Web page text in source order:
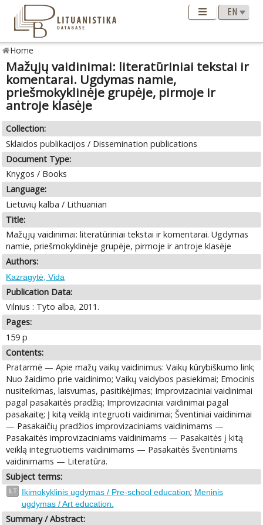
Home
Mažųjų vaidinimai: literatūriniai tekstai ir
komentarai. Ugdymas namie,
priešmokyklinėje grupėje, pirmoje ir
antroje klasėje
Collection:
Sklaidos publikacijos / Dissemination publications
Document Type:
Knygos / Books
Language:
Lietuvių kalba / Lithuanian
Title:
Mažųjų vaidinimai: literatūriniai tekstai ir komentarai. Ugdymas
namie, priešmokyklinėje grupėje, pirmoje ir antroje klasėje
Authors:
Kazragytė, Vida
Publication Data:
Vilnius : Tyto alba, 2011.
Pages:
159 p
Contents:
Pratarmė — Apie mažų vaikų vaidinimus: Vaikų kūrybiškumo link;
Nuo žaidimo prie vaidinimo; Vaikų vaidybos pasiekimai; Emocinis
nusiteikimas, laisvumas, pasitikėjimas; Improvizaciniai vaidinimai
pagal pasakaitės pradžią; Improvizaciniai vaidinimai pagal
pasakaitę; Į kitą veiklą integruoti vaidinimai; Šventiniai vaidinimai
— Pasakaičių pradžios improvizaciniams vaidinimams —
Pasakaitės improvizaciniams vaidinimams — Pasakaitės į kitą
veiklą integruotiems vaidinimams — Pasakaitės šventiniams
vaidinimams — Literatūra.
Subject terms:
LT Ikimokyklinis ugdymas / Pre-school education; Meninis
ugdymas / Art education.
Summary / Abstract: